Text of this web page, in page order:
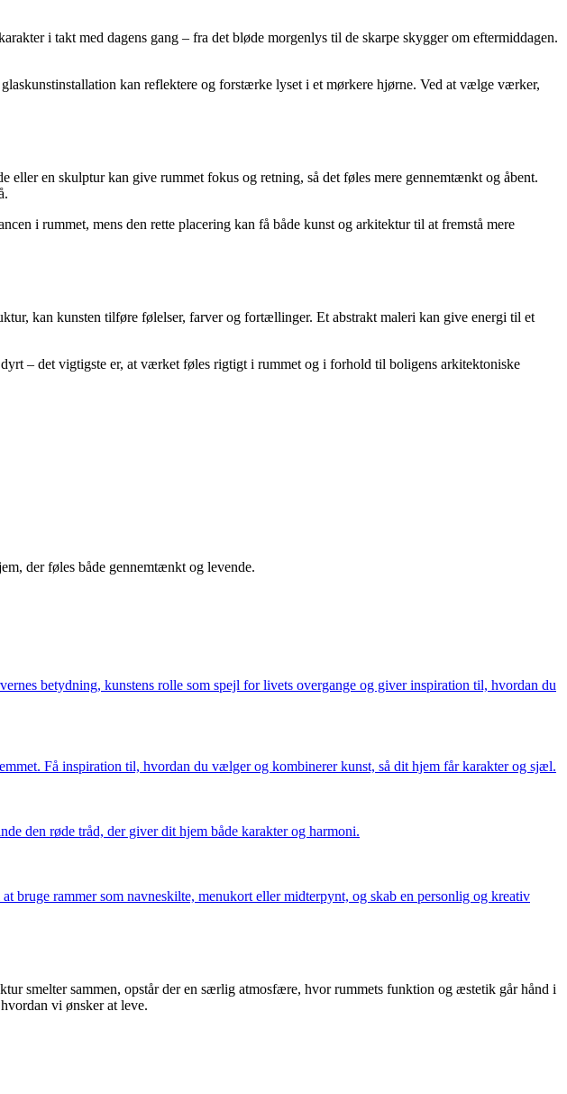
i takt med dagens gang – fra det bløde morgenlys til de skarpe skygger om eftermiddagen.
kan reflektere og forstærke lyset i et mørkere hjørne. Ved at vælge værker,
en skulptur kan give rummet fokus og retning, så det føles mere gennemtænkt og åbent.
i rummet, mens den rette placering kan få både kunst og arkitektur til at fremstå mere
kan kunsten tilføre følelser, farver og fortællinger. Et abstrakt maleri kan give energi til et
– det vigtigste er, at værket føles rigtigt i rummet og i forhold til boligens arkitektoniske
der føles både gennemtænkt og levende.
betydning, kunstens rolle som spejl for livets overgange og giver inspiration til, hvordan du
Få inspiration til, hvordan du vælger og kombinerer kunst, så dit hjem får karakter og sjæl.
den røde tråd, der giver dit hjem både karakter og harmoni.
rammer som navneskilte, menukort eller midterpynt, og skab en personlig og kreativ
smelter sammen, opstår der en særlig atmosfære, hvor rummets funktion og æstetik går hånd i
vi ønsker at leve.